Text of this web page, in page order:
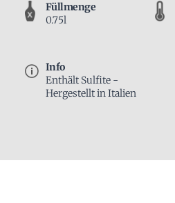
Füllmenge
0.75l
Info
Enthält Sulfite -
Hergestellt in Italien